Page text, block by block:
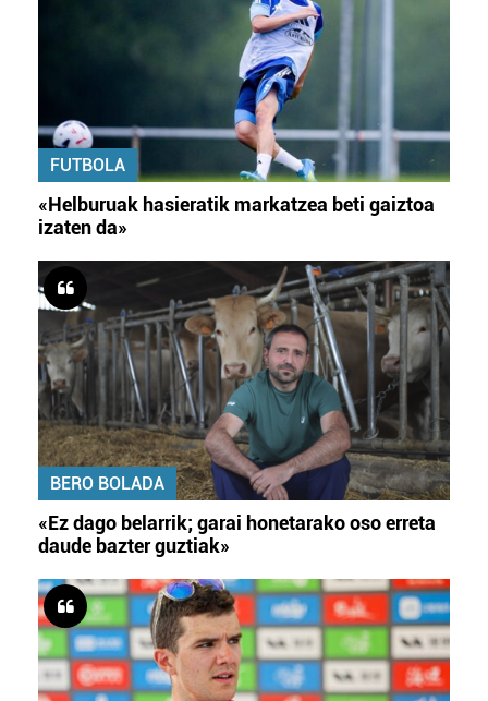
FUTBOLA
«Helburuak hasieratik markatzea beti gaiztoa
izaten da»
BERO BOLADA
«Ez dago belarrik; garai honetarako oso erreta
daude bazter guztiak»